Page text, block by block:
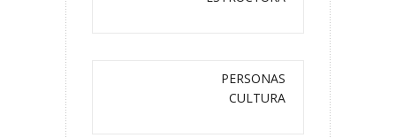
PERSONAS
CULTURA